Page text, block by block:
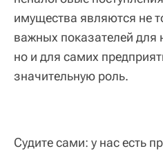
имущества являются не
важных показателей для
но и для самих
значительную роль.
Судите сами: у нас есть